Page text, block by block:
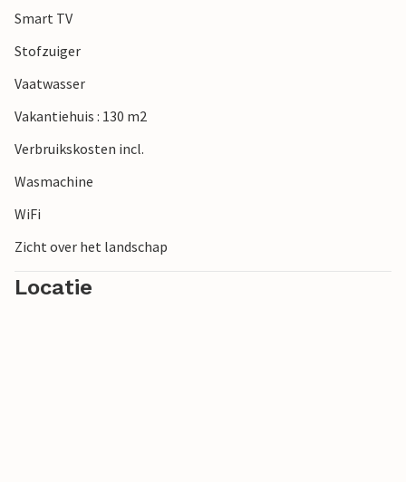
Smart TV
Stofzuiger
Vaatwasser
Vakantiehuis : 130 m2
Verbruikskosten incl.
Wasmachine
WiFi
Zicht over het landschap
Locatie